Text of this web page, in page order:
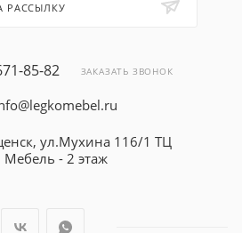
РАССЫЛКУ
85-82 ЗАКАЗАТЬ ЗВОНОК
ул.Мухина 116/1 ТЦ
Мебель - 2 этаж